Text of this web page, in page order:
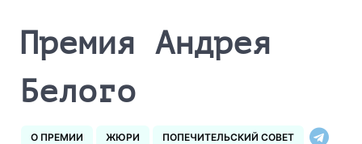
Премия Андрея
Белого
О ПРЕМИИ ЖЮРИ ПОПЕЧИТЕЛЬСКИЙ СОВЕТ